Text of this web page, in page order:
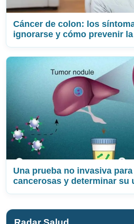
Cáncer de colon: los
ignorarse y cómo prevenir
Una prueba no invasiva
cancerosas y determinar su